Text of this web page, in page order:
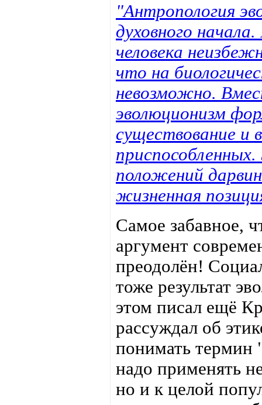
"Антропология
духовного
человека
что на
невозможно.
эволюционизм
существование и
положений
жизненная
Самое забавное,
аргумент
преодолён!
тоже результат
этом писал ещё
рассуждал об
понимать термин
надо применять
но и к целой